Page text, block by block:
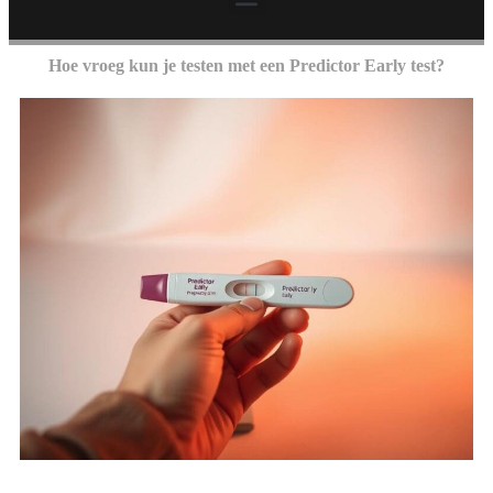
Hoe vroeg kun je testen met een Predictor Early test?